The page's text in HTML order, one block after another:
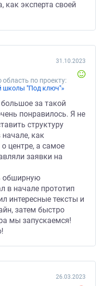
как эксперта своей
по проекту:
школы "Под ключ"»
31.10.2023
за такой
понравилось. Я не
структуру
как
центре, а самое
заявки на
обширную
в начале прототип
интересные тексты и
затем быстро
мы запускаемся!
26.03.2023